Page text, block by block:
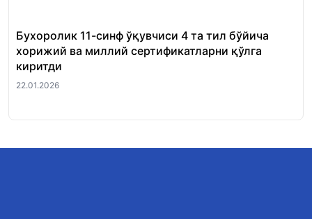
Бухоролик 11-синф ўқувчиси 4 та тил бўйича
хорижий ва миллий сертификатларни қўлга
киритди
22.01.2026